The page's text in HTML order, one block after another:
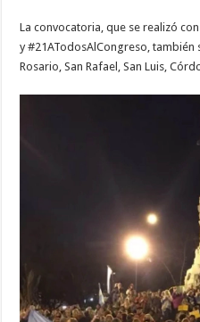
La convocatoria, que se realizó
y #21ATodosAlCongreso, también
Rosario, San Rafael, San Luis,